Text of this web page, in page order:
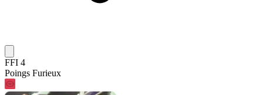
FFI 4
Poings Furieux